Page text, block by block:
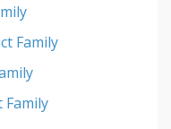
Family
Family